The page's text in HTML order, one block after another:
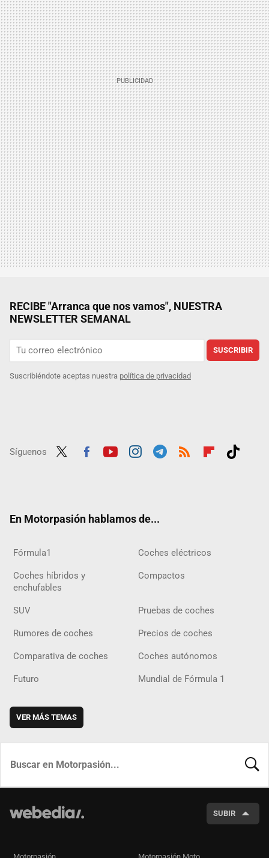
RECIBE "Arranca que nos vamos", NUESTRA
NEWSLETTER SEMANAL
SUSCRIBIR
Suscribiéndote aceptas nuestra política de privacidad
Síguenos
En Motorpasión hablamos de...
Fórmula1 Coches eléctricos
Coches híbridos y
enchufables
Compactos
SUV Pruebas de coches
Rumores de coches Precios de coches
Comparativa de coches Coches autónomos
Futuro Mundial de Fórmula 1
VER MÁS TEMAS
SUBIR